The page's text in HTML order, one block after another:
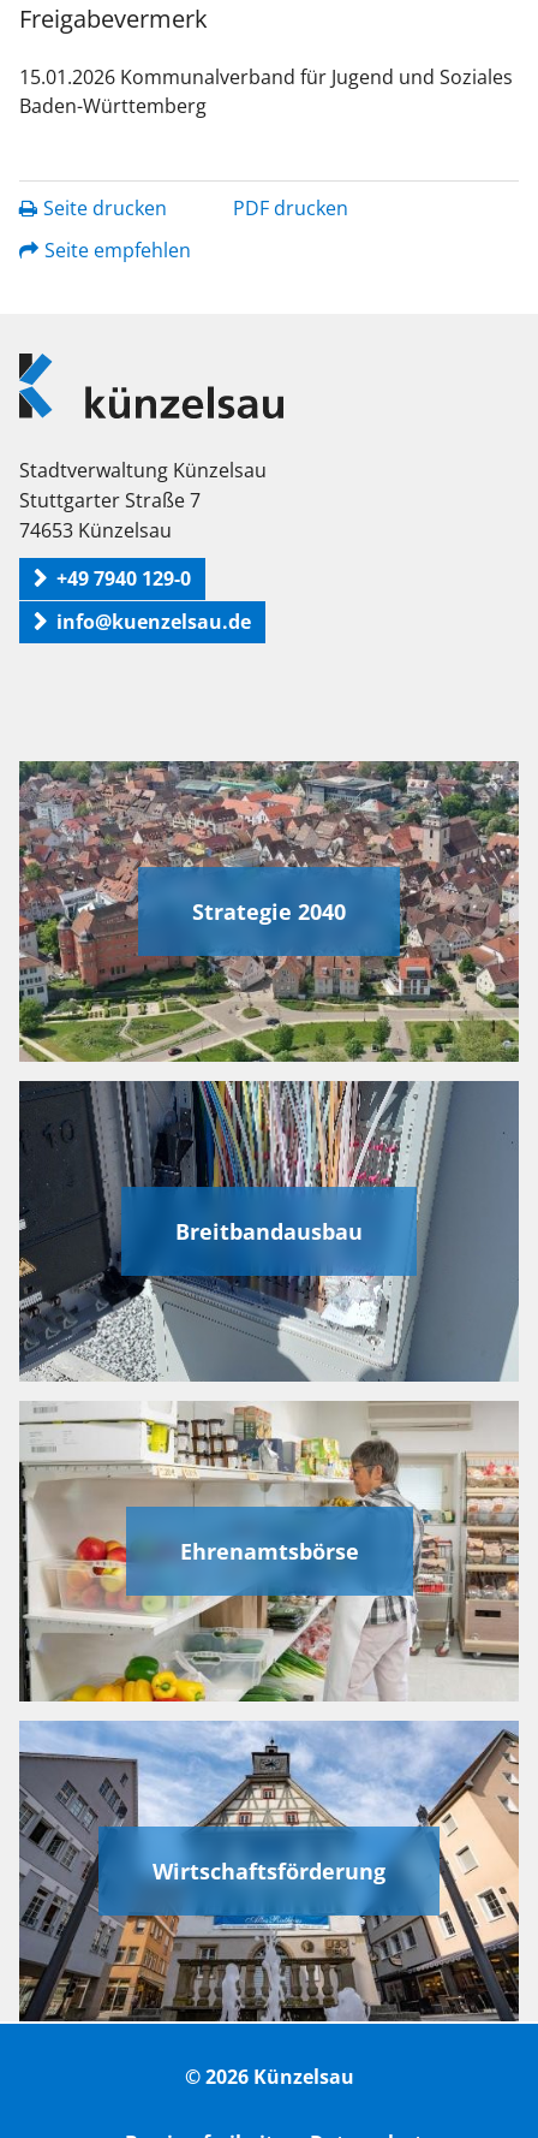
Freigabevermerk
15.01.2026 Kommunalverband für Jugend und Soziales
Baden-Württemberg
Seite drucken
PDF drucken
Seite empfehlen
Logo
Künzelsau
Stadtverwaltung Künzelsau
Stuttgarter Straße 7
74653 Künzelsau
+49 7940 129-0
info@kuenzelsau.de
Strategie 2040
Breitbandausbau
Ehrenamtsbörse
Wirtschaftsförderung
© 2026 Künzelsau